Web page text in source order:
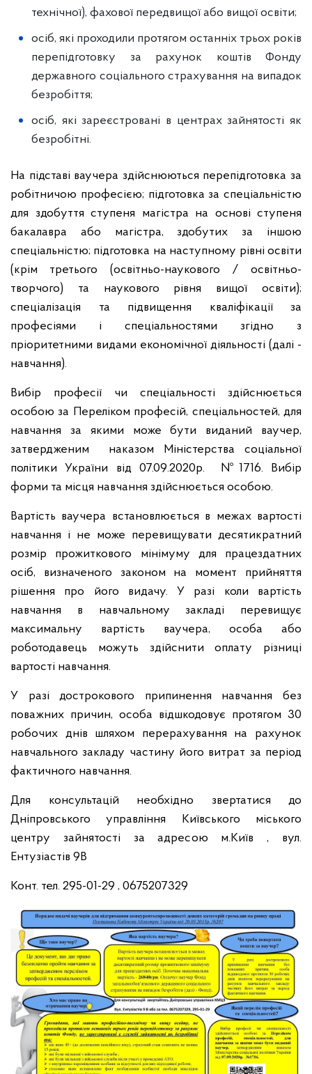
технічної), фахової передвищої або вищої освіти;
осіб, які проходили протягом останніх трьох років
перепідготовку за рахунок коштів Фонду
державного соціального страхування на випадок
безробіття;
осіб, які зареєстровані в центрах зайнятості як
безробітні.
На підставі ваучера здійснюються перепідготовка за
робітничою професією; підготовка за спеціальністю
для здобуття ступеня магістра на основі ступеня
бакалавра або магістра, здобутих за іншою
спеціальністю; підготовка на наступному рівні освіти
(крім третього (освітньо-наукового / освітньо-
творчого) та наукового рівня вищої освіти);
спеціалізація та підвищення кваліфікації за
професіями і спеціальностями згідно з
пріоритетними видами економічної діяльності (далі -
навчання).
Вибір професії чи спеціальності здійснюється
особою за Переліком професій, спеціальностей, для
навчання за якими може бути виданий ваучер,
затвердженим наказом Міністерства соціальної
політики України від 07.09.2020р. №1716. Вибір
форми та місця навчання здійснюється особою.
Вартість ваучера встановлюється в межах вартості
навчання і не може перевищувати десятикратний
розмір прожиткового мінімуму для працездатних
осіб, визначеного законом на момент прийняття
рішення про його видачу. У разі коли вартість
навчання в навчальному закладі перевищує
максимальну вартість ваучера, особа або
роботодавець можуть здійснити оплату різниці
вартості навчання.
У разі дострокового припинення навчання без
поважних причин, особа відшкодовує протягом 30
робочих днів шляхом перерахування на рахунок
навчального закладу частину його витрат за період
фактичного навчання.
Для консультацій необхідно звертатися до
Дніпровського управління Київського міського
центру зайнятості за адресою м.Київ , вул.
Ентузіастів 9В
Конт. тел. 295-01-29 , 0675207329